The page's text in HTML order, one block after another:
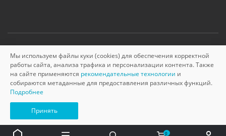
© «Керама Марацци», ОГРН 1145749000210, 2026
0
Мы используем файлы куки (cookies) для обеспечения корректной
работы сайта, анализа трафика и персонализации контента. Также
на сайте применяются рекомендательные технологии и
собираются метаданные для предоставления различных функций.
Подробнее
Принять